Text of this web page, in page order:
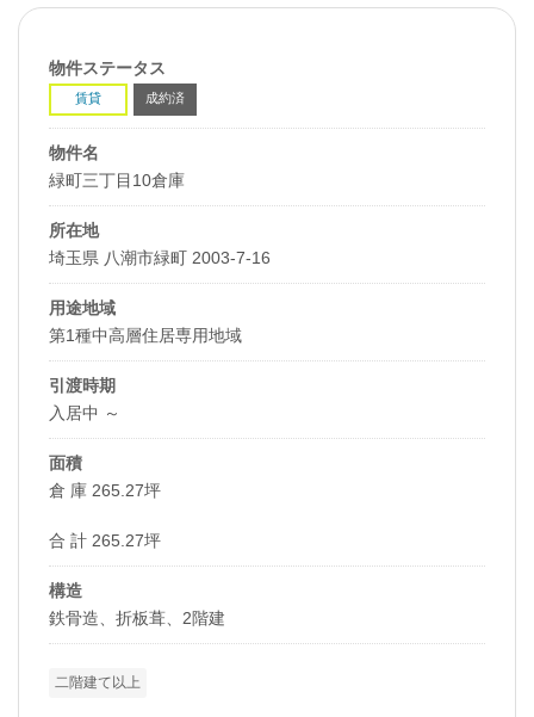
物件ステータス
賃貸 成約済
物件名
緑町三丁目10倉庫
所在地
埼玉県 八潮市緑町 2003-7-16
用途地域
第1種中高層住居専用地域
引渡時期
入居中 ～
面積
倉 庫 265.27坪
合 計 265.27坪
構造
鉄骨造、折板葺、2階建
二階建て以上